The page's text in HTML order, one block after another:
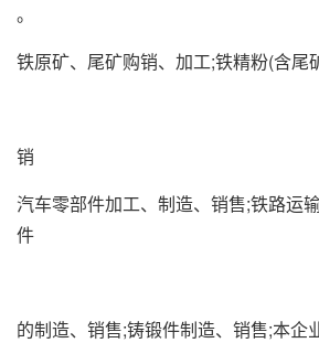
。
铁原矿、尾矿购销、加工;铁精粉(含尾
销
汽车零部件加工、制造、销售;铁路运
件
的制造、销售;铸锻件制造、销售;本企